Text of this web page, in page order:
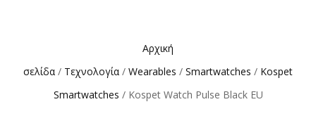
Αρχική
σελίδα / Τεχνολογία / Wearables / Smartwatches / Kospet
Smartwatches / Kospet Watch Pulse Black EU